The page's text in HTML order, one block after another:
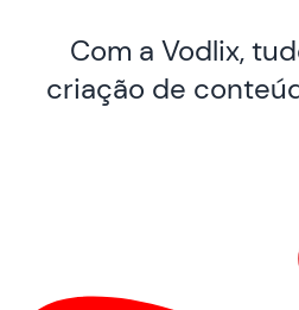
Com a Vodlix,
criação de